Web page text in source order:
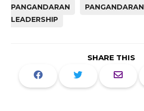
PANGANDARAN
PANGANDARAN
LEADERSHIP
SHARE THIS